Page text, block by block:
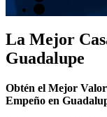
La Mejor
Guadalupe
Obtén el Mejor
Empeño en